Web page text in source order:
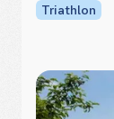
Triathlon